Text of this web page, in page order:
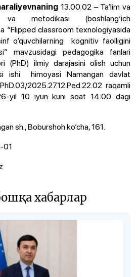
13.00.02 – Ta’lim va
metodikasi (boshlang‘ich
“Flipped classroom texnologiyasida
o‘quvchilarning kognitiv faolligini
mavzusidagi pedagogika fanlari
(PhD) ilmiy darajasini olish uchun
ishi himoyasiNamangan davlat
2025.27.12.Ped.22.02 raqamli
yil 10 iyun kuni soat 14:00 dagi
sh., Boburshoh ko‘cha, 161.
01
хабарлар